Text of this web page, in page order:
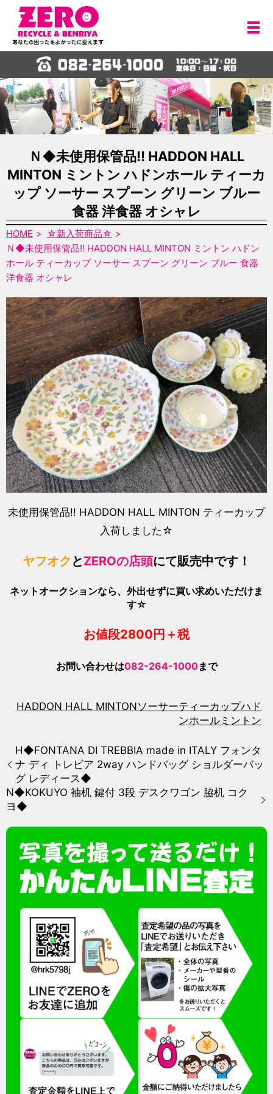
メ
Ｎ◆未使用保管品!! HADDON HALL
MINTON ミントン ハドンホール ティーカ
ップ ソーサー スプーン グリーン ブルー
食器 洋食器 オシャレ
HOME
☆新入荷商品☆
Ｎ◆未使用保管品!! HADDON HALL MINTON ミントン ハドン
ホール ティーカップ ソーサー スプーン グリーン ブルー 食器
洋食器 オシャレ
未使用保管品!! HADDON HALL MINTON ティーカップ
入荷しました☆
ヤフオク とZEROの店頭にて販売中です！
ネットオークションなら、外出せずに買い求めいただけま
す☆
お値段2800 円＋税
お問い合わせは082-264-1000まで
HADDON HALL MINTONソーサーティーカップハド
ンホール ミントン
H◆FONTANA DI TREBBIA made in ITALY フォンタ
ナ ディ トレビア 2way ハンドバッグ ショルダーバッ
グ レディース◆
N◆KOKUYO 袖机 鍵付 3段 デスクワゴン 脇机 コク
ヨ◆